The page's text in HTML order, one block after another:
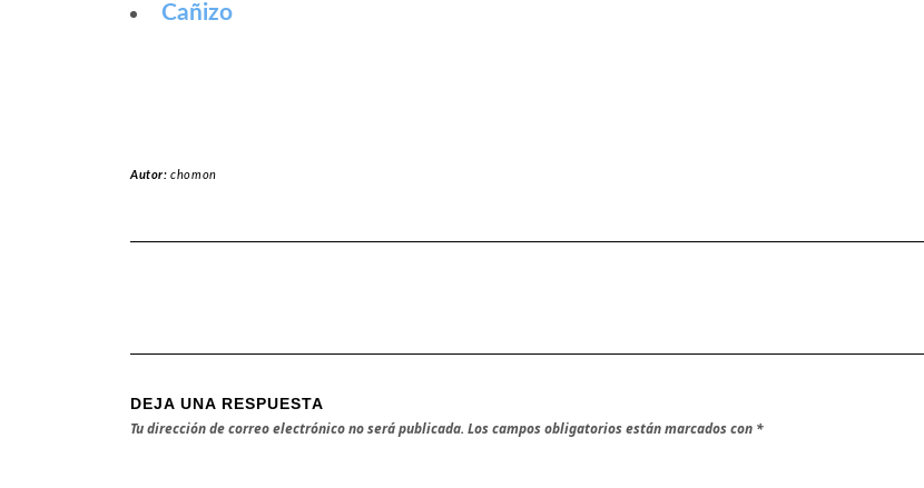
Cañizo
Autor:chomon
DEJA UNA RESPUESTA
Tu dirección de correo electrónico no será publicada. Los campos obligatorios están marcados con *